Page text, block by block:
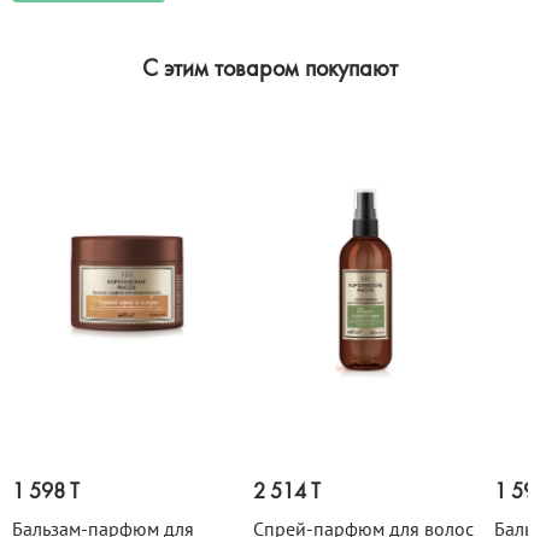
C этим товаром покупают
1 598 T
Бальзам-парфюм для
2 514 T
Спрей-парфюм для волос
1